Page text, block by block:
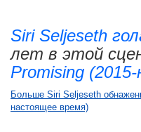
Siri Seljeseth
лет в этой
Promising
Больше Siri Seljeseth
настоящее время)